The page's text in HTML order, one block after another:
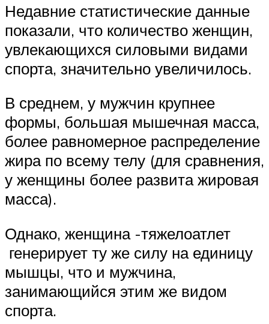
Недавние статистические данные
показали, что количество женщин,
увлекающихся силовыми видами
спорта, значительно увеличилось.
В среднем, у мужчин крупнее
формы, большая мышечная масса,
более равномерное распределение
жира по всему телу (для сравнения,
у женщины более развита жировая
масса).
Однако, женщина -тяжелоатлет
генерирует ту же силу на единицу
мышцы, что и мужчина,
занимающийся этим же видом
спорта.